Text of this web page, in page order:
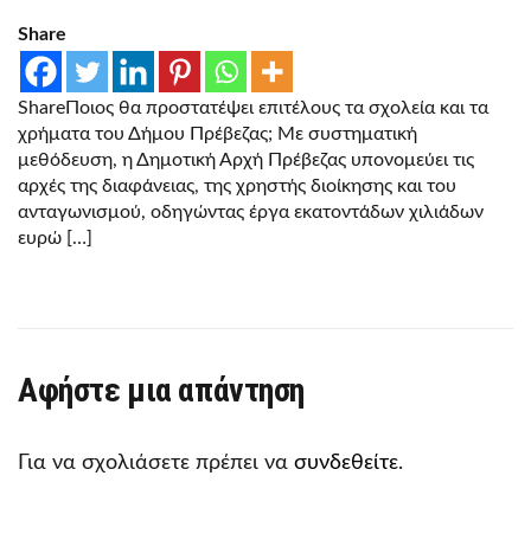
ΑΠΟΚΕΝΤΡΩΜΈΝΗ.
Share
ShareΠοιος θα προστατέψει επιτέλους τα σχολεία και τα
χρήματα του Δήμου Πρέβεζας; Με συστηματική
μεθόδευση, η Δημοτική Αρχή Πρέβεζας υπονομεύει τις
αρχές της διαφάνειας, της χρηστής διοίκησης και του
ανταγωνισμού, οδηγώντας έργα εκατοντάδων χιλιάδων
ευρώ […]
Αφήστε μια απάντηση
Για να σχολιάσετε πρέπει να συνδεθείτε.